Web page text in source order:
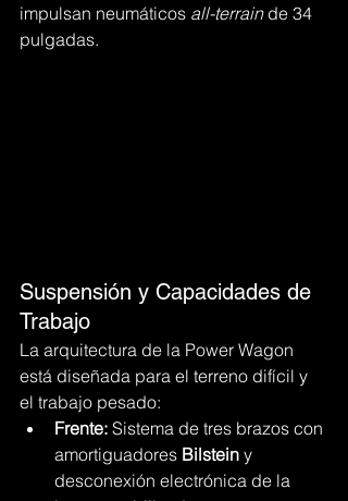
impulsan neumáticos all-terrain de 34
pulgadas.
Suspensión y Capacidades de
Trabajo
La arquitectura de la Power Wagon
está diseñada para el terreno difícil y
el trabajo pesado:
Frente: Sistema de tres brazos con
amortiguadores Bilstein y
desconexión electrónica de la